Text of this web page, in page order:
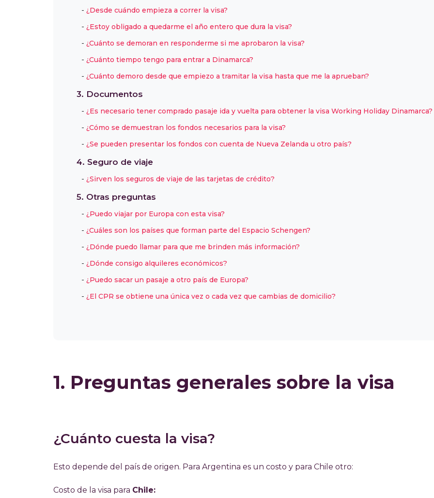
¿Desde cuándo empieza a correr la visa?
¿Estoy obligado a quedarme el año entero que dura la visa?
¿Cuánto se demoran en responderme si me aprobaron la visa?
¿Cuánto tiempo tengo para entrar a Dinamarca?
¿Cuánto demoro desde que empiezo a tramitar la visa hasta que me la aprueban?
3. Documentos
¿Es necesario tener comprado pasaje ida y vuelta para obtener la visa Working Holiday Dinamarca?
¿Cómo se demuestran los fondos necesarios para la visa?
¿Se pueden presentar los fondos con cuenta de Nueva Zelanda u otro país?
4. Seguro de viaje
¿Sirven los seguros de viaje de las tarjetas de crédito?
5. Otras preguntas
¿Puedo viajar por Europa con esta visa?
¿Cuáles son los países que forman parte del Espacio Schengen?
¿Dónde puedo llamar para que me brinden más información?
¿Dónde consigo alquileres económicos?
¿Puedo sacar un pasaje a otro país de Europa?
¿El CPR se obtiene una única vez o cada vez que cambias de domicilio?
1. Preguntas generales sobre la visa
¿Cuánto cuesta la visa?
Esto depende del país de origen. Para Argentina es un costo y para Chile otro:
Costo de la visa para Chile: